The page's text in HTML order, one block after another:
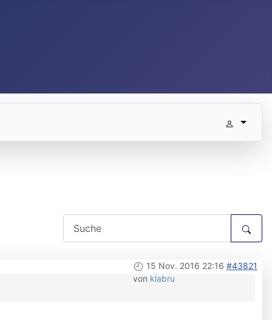
15 Nov. 2016 22:16 #43821
von klabru